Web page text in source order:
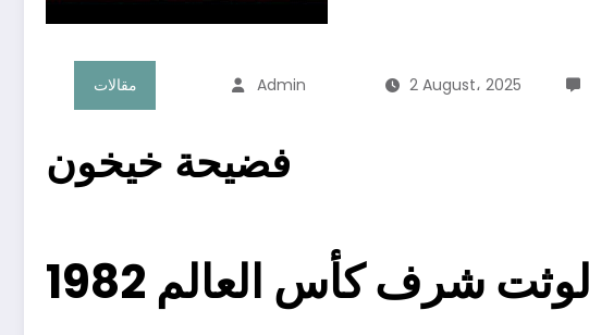
مقالات Admin 2 August، 2025
فضيحة خيخون
شرف كأس العالم 1982